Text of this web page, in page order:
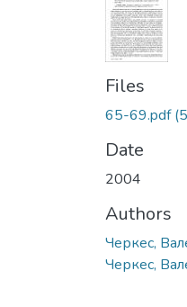
Files
65-69.pdf
Date
2004
Authors
Черкес,
Черкес,